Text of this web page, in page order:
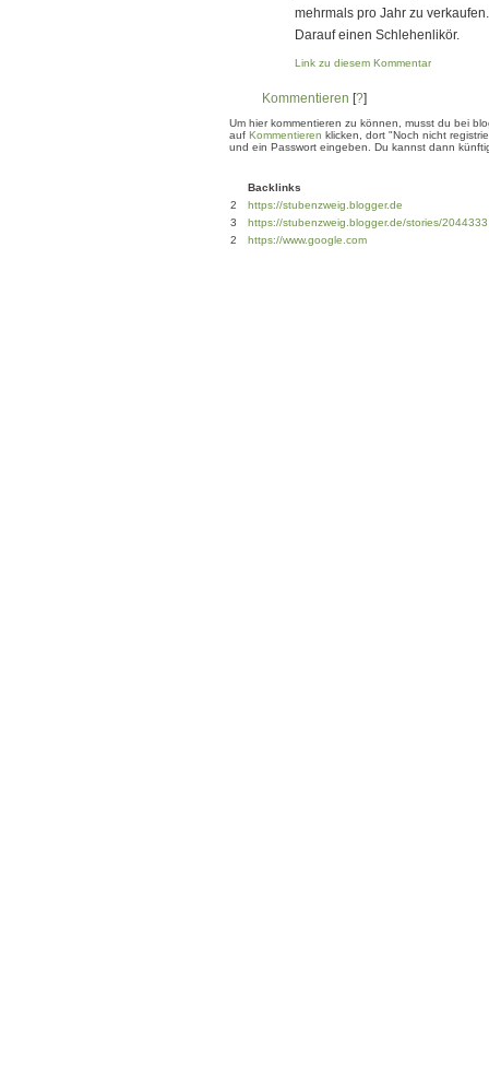
mehrmals pro Jahr zu verkaufen.
Darauf einen Schlehenlikör.
Link zu diesem Kommentar
Kommentieren [?]
Um hier kommentieren zu können, musst du bei
auf Kommentieren klicken, dort "Noch nicht
und ein Passwort eingeben. Du kannst dann
Backlinks
2
https://stubenzweig.blogger.de
3
https://stubenzweig.blogger.de/stories/2044333
2
https://www.google.com